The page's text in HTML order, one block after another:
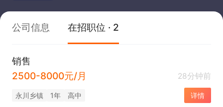
公司信息 在招职位 · 2
销售
2500-8000元/月
28分钟前
永川乡镇 1年 高中 详情